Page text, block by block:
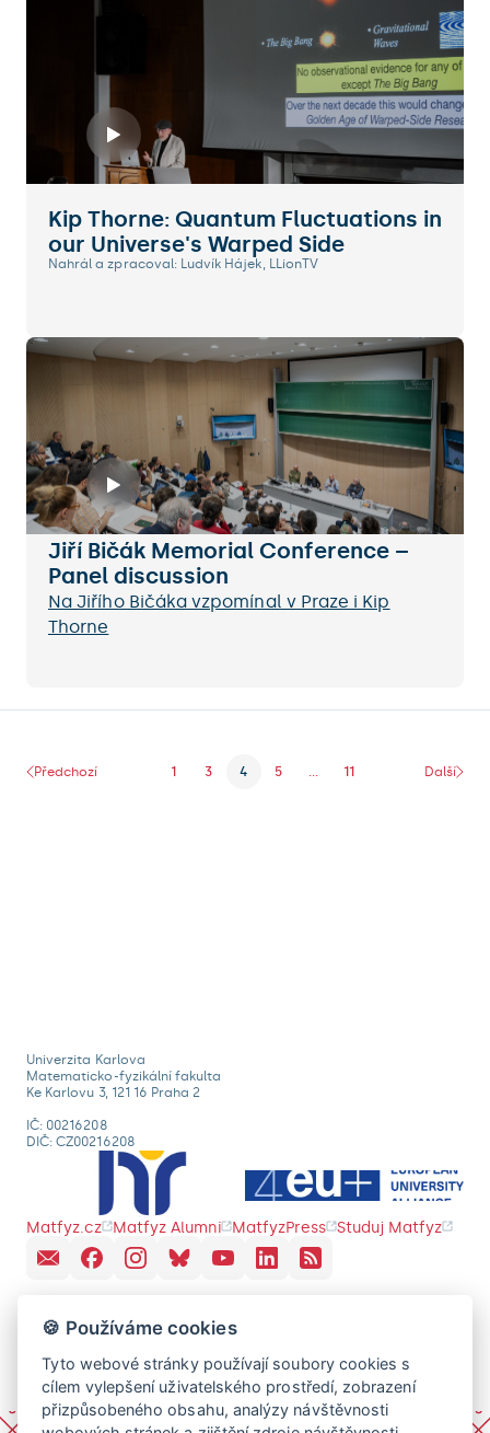
Kip Thorne: Quantum Fluctuations in
our Universe's Warped Side
Nahrál a zpracoval: Ludvík Hájek, LLionTV
Jiří Bičák Memorial Conference –
Panel discussion
Na Jiřího Bičáka vzpomínal v Praze i Kip
Thorne
Předchozí 1 3 4 5 ... 11 Další
Univerzita Karlova
Matematicko-fyzikální fakulta
Ke Karlovu 3, 121 16 Praha 2
IČ: 00216208
DIČ: CZ00216208
Matfyz.cz Matfyz Alumni MatfyzPress Studuj Matfyz
🍪 Používáme cookies
Tyto webové stránky používají soubory cookies s
cílem vylepšení uživatelského prostředí, zobrazení
přizpůsobeného obsahu, analýzy návštěvnosti